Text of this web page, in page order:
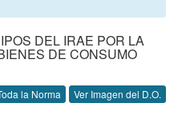
DEL IRAE POR LA
DE CONSUMO
la Norma Ver Imagen del D.O.